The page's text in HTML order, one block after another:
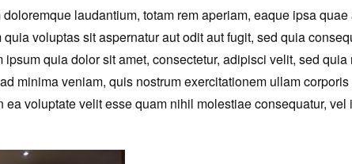
laudantium, totam rem aperiam, eaque ipsa
voluptas sit aspernatur aut odit aut fugit, sed quia
quia dolor sit amet, consectetur, adipisci velit, sed
minima veniam, quis nostrum exercitationem ullam
voluptate velit esse quam nihil molestiae consequatur,